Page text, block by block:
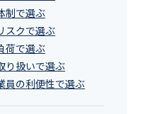
制で選ぶ
スクで選ぶ
荷で選ぶ
り扱いで選ぶ
員の利便性で選ぶ